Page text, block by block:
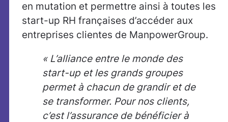
en mutation et permettre ainsi à toutes les
start-up RH françaises d’accéder aux
entreprises clientes de ManpowerGroup.
« L’alliance entre le monde des
start-up et les grands groupes
permet à chacun de grandir et de
se transformer. Pour nos clients,
c’est l’assurance de bénéficier à